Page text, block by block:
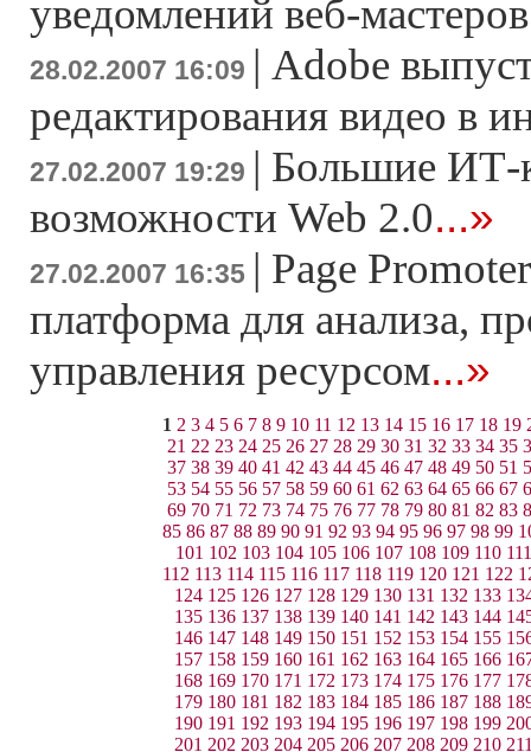
уведомлений веб-мастеров
28.02.2007 16:09 | Adobe
редактирования видео в
27.02.2007 19:29 | Большие ИТ-
возможности Web 2.0...»
27.02.2007 16:35 | Page
платформа для анализа,
управления ресурсом...»
1 2 3 4 5 6 7 8 9 10 11 12 13 14 15 16 17 18 19
21 22 23 24 25 26 27 28 29 30 31 32 33 34 35
37 38 39 40 41 42 43 44 45 46 47 48 49 50 51
53 54 55 56 57 58 59 60 61 62 63 64 65 66 67
69 70 71 72 73 74 75 76 77 78 79 80 81 82 83
85 86 87 88 89 90 91 92 93 94 95 96 97 98 99
101 102 103 104 105 106 107 108 109 110 111
112 113 114 115 116 117 118 119 120 121 122
124 125 126 127 128 129 130 131 132 133
135 136 137 138 139 140 141 142 143 144
146 147 148 149 150 151 152 153 154 155
157 158 159 160 161 162 163 164 165 166
168 169 170 171 172 173 174 175 176 177
179 180 181 182 183 184 185 186 187 188
190 191 192 193 194 195 196 197 198 199
201 202 203 204 205 206 207 208 209 210